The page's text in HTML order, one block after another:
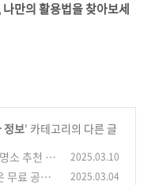
만의 활용법을 찾아보세
정보' 카테고리의 다른 글
소 추천
2025.03.10
무료 공원
2025.03.04